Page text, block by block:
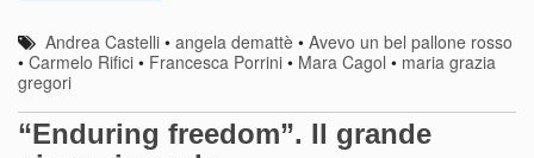
Andrea Castelli •angela demattè •Avevo un bel pallone rosso
• Carmelo Rifici • Francesca Porrini • Mara Cagol • maria grazia
gregori
“Enduring freedom”. Il grande